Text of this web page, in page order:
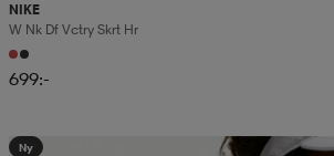
NIKE
W Nk Df Vctry Skrt Hr
699:-
Ny